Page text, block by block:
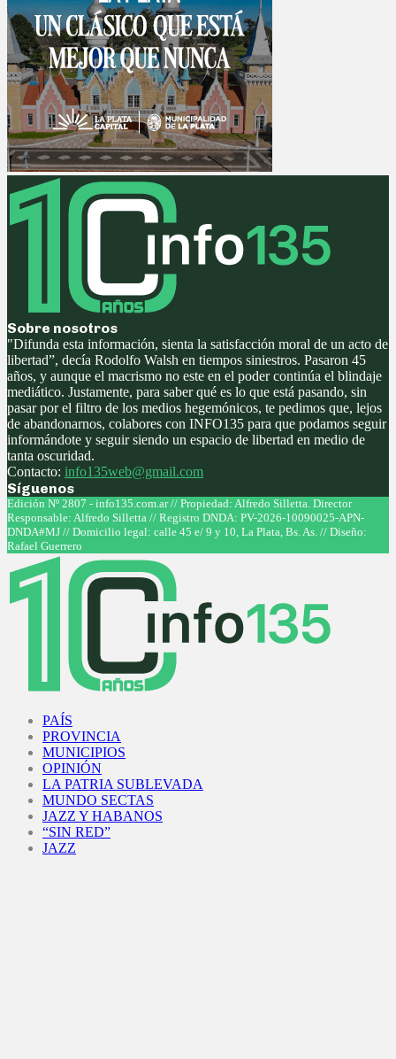
Sobre nosotros
"Difunda esta información, sienta la satisfacción moral de un acto de
libertad”, decía Rodolfo Walsh en tiempos siniestros. Pasaron 45
años, y aunque el macrismo no este en el poder continúa el blindaje
mediático. Justamente, para saber qué es lo que está pasando, sin
pasar por el filtro de los medios hegemónicos, te pedimos que, lejos
de abandonarnos, colabores con INFO135 para que podamos seguir
informándote y seguir siendo un espacio de libertad en medio de
tanta oscuridad.
Contacto: info135web@gmail.com
Síguenos
Facebook
Twitter
Instagram
Youtube
Edición Nº 2807 - info135.com.ar // Propiedad: Alfredo Silletta. Director
Responsable: Alfredo Silletta // Registro DNDA: PV-2026-10090025-APN-
DNDA#MJ // Domicilio legal: calle 45 e/ 9 y 10, La Plata, Bs. As. // Diseño:
Rafael Guerrero
PAÍS
PROVINCIA
MUNICIPIOS
OPINIÓN
LA PATRIA SUBLEVADA
MUNDO SECTAS
JAZZ Y HABANOS
“SIN RED”
JAZZ